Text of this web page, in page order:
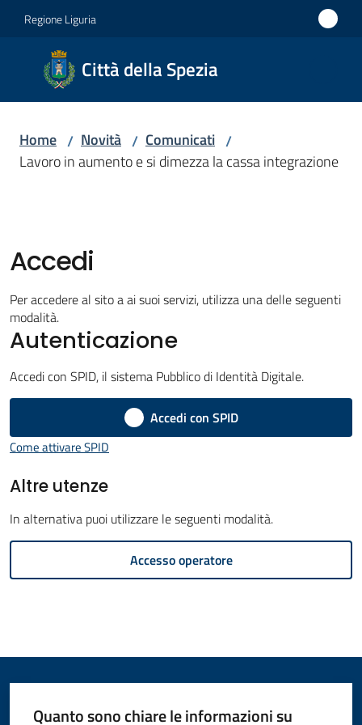
Vai al contenuto
Vai alla navigazione
Vai al footer
Regione Liguria
Città della Spezia
Città
della
Spezia
Medaglia
d'oro al
Medaglia
d'argento
Militare
Amministrazione
Menu selezionato
Vivere
il
e
Home / Novità / Comunicati /
Lavoro in aumento e si dimezza la cassa integrazione
Accedi
Per accedere al sito a ai suoi servizi, utilizza una delle seguenti
modalità.
Autenticazione
Accedi con SPID, il sistema Pubblico di Identità Digitale.
Accedi con SPID
Come attivare SPID
Altre utenze
In alternativa puoi utilizzare le seguenti modalità.
Accesso operatore
Quanto sono chiare le informazioni su